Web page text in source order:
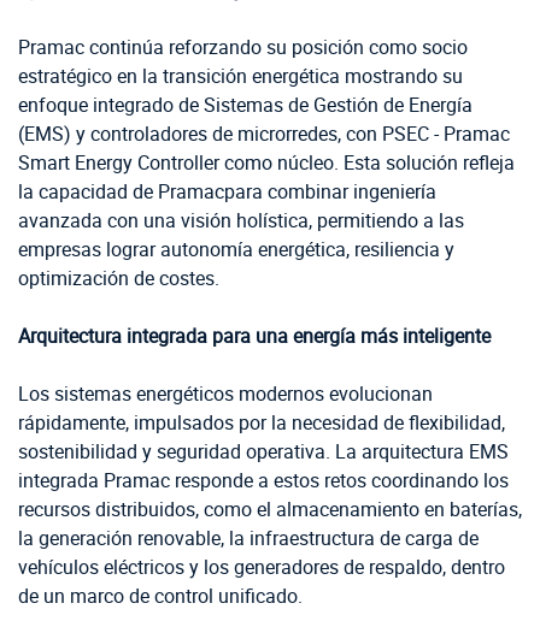
Pramac continúa reforzando su posición como socio
estratégico en la transición energética mostrando su
enfoque integrado de Sistemas de Gestión de Energía
(EMS) y controladores de microrredes, con PSEC - Pramac
Smart Energy Controller como núcleo. Esta solución refleja
la capacidad de Pramacpara combinar ingeniería
avanzada con una visión holística, permitiendo a las
empresas lograr autonomía energética, resiliencia y
optimización de costes.
Arquitectura integrada para una energía más inteligente
Los sistemas energéticos modernos evolucionan
rápidamente, impulsados por la necesidad de flexibilidad,
sostenibilidad y seguridad operativa. La arquitectura EMS
integrada Pramac responde a estos retos coordinando los
recursos distribuidos, como el almacenamiento en baterías,
la generación renovable, la infraestructura de carga de
vehículos eléctricos y los generadores de respaldo, dentro
de un marco de control unificado.